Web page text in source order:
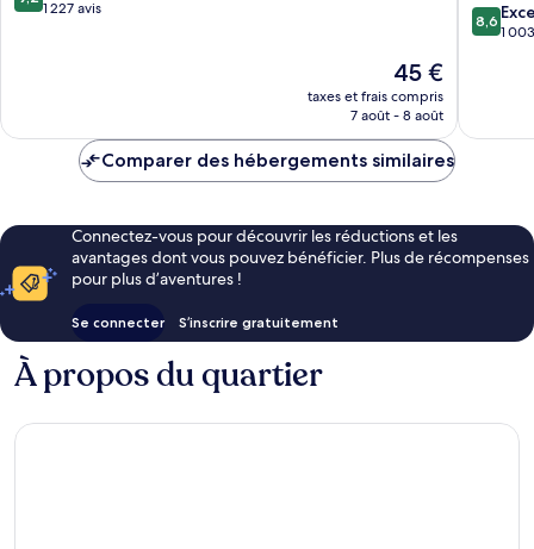
sur 1 227 avis
Le
nouveau
prix
de
45 €
taxes et frais compris
7 août - 8 août
Tribute
Portfolio
8.6
sur
8,6
1
Comparer des hébergements similaires
Connectez-vous pour découvrir les réductions et les
avantages dont vous pouvez bénéficier. Plus de récompenses
pour plus d’aventures !
Se connecter S’inscrire gratuitement
À propos du quartier